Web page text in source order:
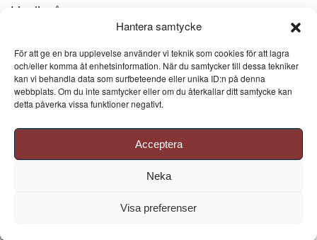
Hantera samtycke
För att ge en bra upplevelse använder vi teknik som cookies för att lagra
och/eller komma åt enhetsinformation. När du samtycker till dessa tekniker
kan vi behandla data som surfbeteende eller unika ID:n på denna
webbplats. Om du inte samtycker eller om du återkallar ditt samtycke kan
detta påverka vissa funktioner negativt.
Acceptera
Neka
Visa preferenser
Linoljesåpa